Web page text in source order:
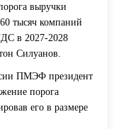
выручки
тысяч компаний
в 2027-2028
Силуанов.
ПМЭФ президент
порога
его в размере